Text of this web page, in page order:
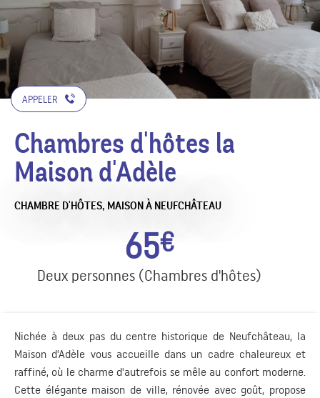
APPELER
Chambres d'hôtes la
Maison d'Adèle
CHAMBRE D'HÔTES, MAISONÀ NEUFCHÂTEAU
65€
Deux personnes (Chambres d'hôtes)
Nichée à deux pas du centre historique de Neufchâteau, la
Maison d'Adèle vous accueille dans un cadre chaleureux et
raffiné, où le charme d'autrefois se mêle au confort moderne.
Cette élégante maison de ville, rénovée avec goût, propose